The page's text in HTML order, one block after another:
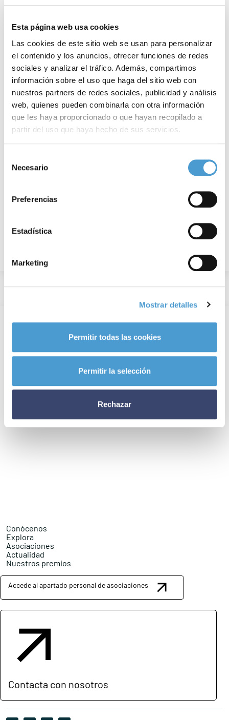
Esta página web usa cookies
Las cookies de este sitio web se usan para personalizar
el contenido y los anuncios, ofrecer funciones de redes
sociales y analizar el tráfico. Además, compartimos
información sobre el uso que haga del sitio web con
nuestros partners de redes sociales, publicidad y análisis
web, quienes pueden combinarla con otra información
que les haya proporcionado o que hayan recopilado a
partir del uso que haya hecho de sus servicios.
de cookies
Necesario
Preferencias
Estadística
Marketing
Mostrar detalles
Permitir todas las cookies
Permitir la selección
Rechazar
Proteger la espalda desde la infancia:...
Conócenos
Explora
Asociaciones
Actualidad
Nuestros premios
Accede al apartado personal de asociaciones
Contacta con nosotros